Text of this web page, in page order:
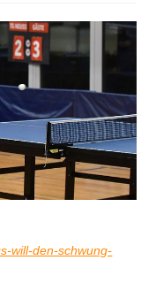
will-den-schwung-